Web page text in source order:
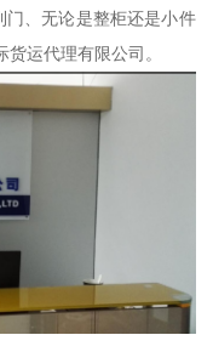
、无论是整柜还是小件
运代理有限公司。